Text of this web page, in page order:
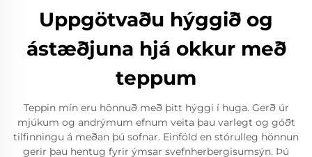
Uppgötvaðu hýggið og
ástæðjuna hjá okkur með
teppum
Teppin mín eru hönnuð með þitt hýggi í huga. Gerð úr
mjúkum og andrýmum efnum veita þau varlegt og góðt
tilfinningu á meðan þú sofnar. Einföld en stórulleg hönnun
gerir þau hentug fyrir ýmsar svefnherbergisumsýn. Þú